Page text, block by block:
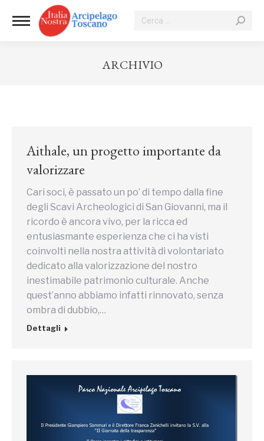
Cerca:
ARCHIVIO
Aithale, un progetto importante da
valorizzare
Cari soci, è passato un po’ di tempo dalla fine
degli Scavi Archeologici di San Giovanni, ma il
ricordo è ancora vivo, per la ricca ed
entusiasmante esperienza che ci ha visti
coinvolti nella nostra attività di volontariato
dedicato alla valorizzazione del nostro
inestimabile patrimonio culturale. Anche
quest’anno abbiamo infatti rinnovato, senza
ombra di dubbio,…
Dettagli